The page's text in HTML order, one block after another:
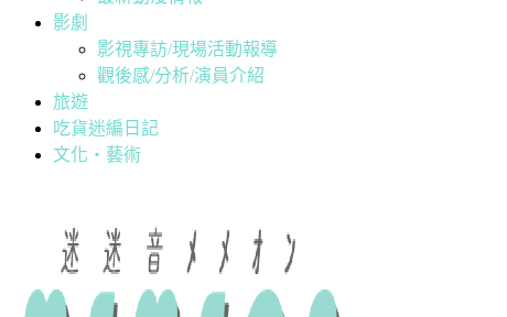
影劇
影視專訪/現場活動報導
觀後感/分析/演員介紹
旅遊
吃貨迷編日記
文化・藝術